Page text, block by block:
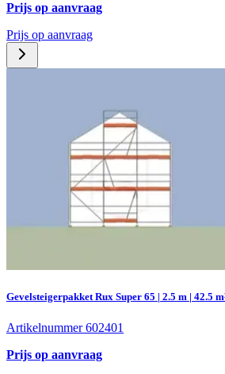
Prijs op aanvraag
Prijs op aanvraag
Gevelsteigerpakket Rux Super 65 | 2.5 m | 42.5
Artikelnummer 602401
Prijs op aanvraag